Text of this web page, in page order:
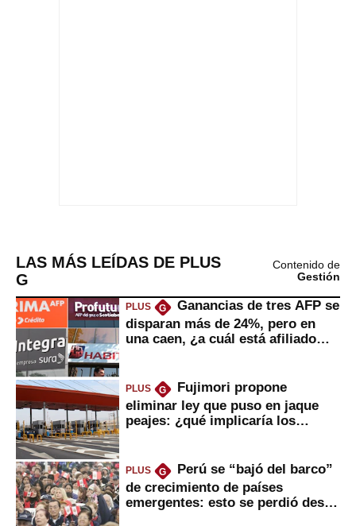
LAS MÁS LEÍDAS DE PLUS
G
Contenido de
Gestión
PLUS G
Ganancias de tres AFP se
disparan más de 24%, pero en
una caen, ¿a cuál está afiliado
PLUS G
Fujimori propone
eliminar ley que puso en jaque
peajes: ¿qué implicaría los
PLUS G
Perú se “bajó del barco”
de crecimiento de países
emergentes: esto se perdió desde